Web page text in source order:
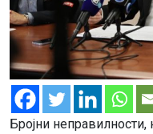
Бројни неправилности,